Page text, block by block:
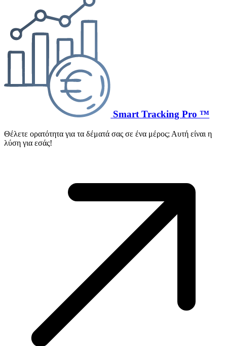
Smart Tracking Pro ™
Θέλετε ορατότητα για τα δέματά σας σε ένα μέρος; Αυτή είναι η
λύση για εσάς!